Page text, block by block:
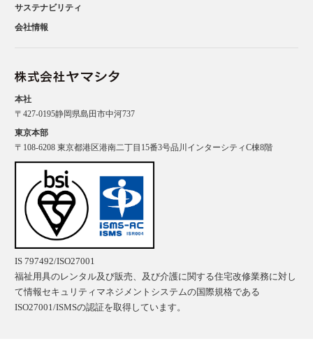
本社
〒427-0195静岡県島田市中河737
東京本部
〒108-6208 東京都港区港南二丁目15番3号品川インターシティC棟8階
IS 797492/ISO27001
福祉用具のレンタル及び販売、及び介護に関する住宅改修業務に対し
て情報セキュリティマネジメントシステムの国際規格である
ISO27001/ISMSの認証を取得しています。
サステナビリティ
会社情報